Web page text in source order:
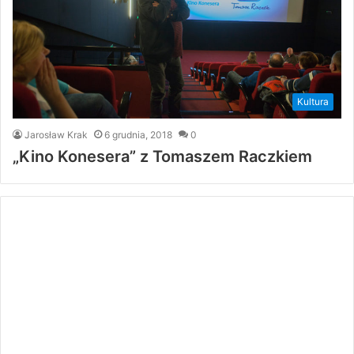
Kultura
Jarosław Krak 6 grudnia, 2018 0
„Kino Konesera” z Tomaszem Raczkiem